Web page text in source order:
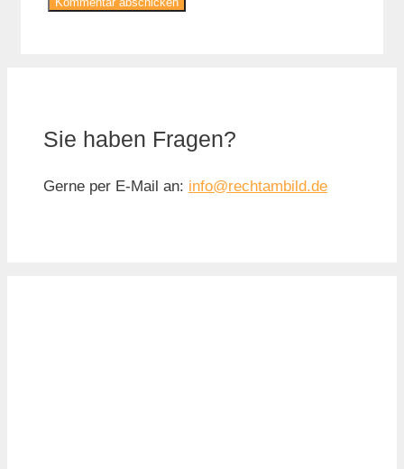
Sie haben Fragen?
Gerne per E-Mail an: info@rechtambild.de